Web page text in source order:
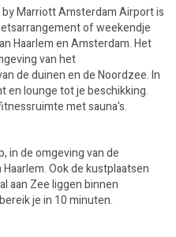
Marriott Amsterdam Airport is
of weekendje
Haarlem en Amsterdam. Het
van het
de duinen en de Noordzee. In
en lounge tot je beschikking.
met sauna's.
in de omgeving van de
Ook de kustplaatsen
aan Zee liggen binnen
je in 10 minuten.